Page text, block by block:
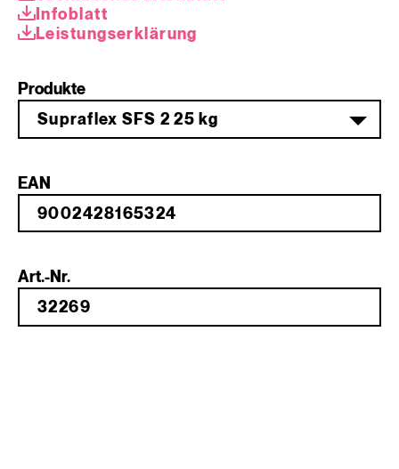
Infoblatt
Leistungserklärung
Produkte
Supraflex SFS 2 25 kg
EAN
Art.-Nr.